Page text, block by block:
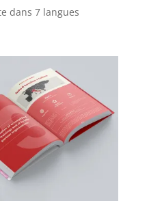
dans 7 langues